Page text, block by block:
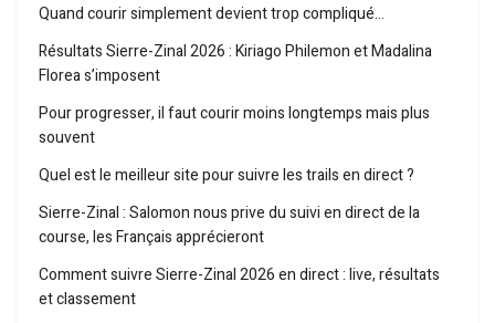
Quand courir simplement devient trop compliqué…
Résultats Sierre-Zinal 2026 : Kiriago Philemon et Madalina
Florea s’imposent
Pour progresser, il faut courir moins longtemps mais plus
souvent
Quel est le meilleur site pour suivre les trails en direct ?
Sierre-Zinal : Salomon nous prive du suivi en direct de la
course, les Français apprécieront
Comment suivre Sierre-Zinal 2026 en direct : live, résultats
et classement